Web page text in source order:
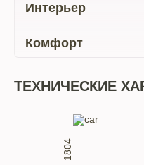
Интерьер
Комфорт
ТЕХНИЧЕСКИЕ
1804